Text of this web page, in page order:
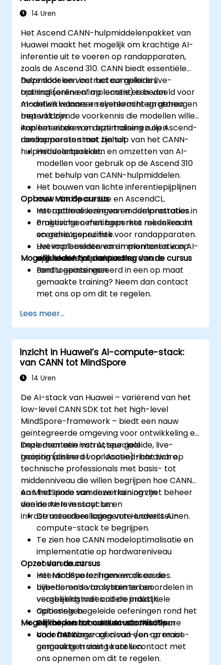
14 Uren
Het Ascend CANN-hulpmiddelenpakket van
Huawei maakt het mogelijk om krachtige AI-
inferentie uit te voeren op randapparaten,
zoals de Ascend 310. CANN biedt essentiële
hulpmiddelen voor het compileren,
optimaliseren en implementeren van
modellen wanneer rekenkracht en geheugen
beperkt zijn.
Deze door een instructeur geleide live-
training (online of op locatie) is bedoeld voor
AI-ontwikkelaars en systeemintegratoren
met voldoende voorkennis die modellen willen
implementeren en optimaliseren op Ascend-
randapparaten met behulp van het CANN-
hulpmiddelenpakket.
Aan het einde van deze training zullen
deelnemers in staat zijn tot:
Het voorbereiden en omzetten van AI-
modellen voor gebruik op de Ascend 310
met behulp van CANN-hulpmiddelen.
Het bouwen van lichte inferentiepijplijnen
met MindSpore Lite en AscendCL.
Het optimaliseren van modelprestaties in
omgevingen met beperkte rekenkracht
en geheugenruimte.
Het implementeren en monitoren van AI-
applicaties in praktische
randtoepassingen.
Opbouw van de cursus
Interactieve lezingen en demonstraties.
Praktische oefeningen met modellen en
scenario’s specifiek voor randapparaten.
Livevoorbeelden van implementatie op
virtuele of fysieke randhardware.
Mogelijkheden tot aanpassing van de cursus
Bent u geïnteresseerd in een op maat
gemaakte training? Neem dan contact
met ons op om dit te regelen.
Lees meer...
Inzicht in Huawei’s AI-compute-stack:
van CANN tot MindSpore
14 Uren
De AI-stack van Huawei – variërend van het
low-level CANN SDK tot het high-level
MindSpore-framework – biedt een nauw
geïntegreerde omgeving voor ontwikkeling en
implementatie van AI, speciaal
geoptimaliseerd voor Ascend-hardware.
Deze door een instructeur geleide, live-
training (online of op locatie) richt zich op
technische professionals met basis- tot
middenniveau die willen begrijpen hoe CANN
en MindSpore samenwerken om het beheer
van de AI-levenscyclus en
infrastructuurbeslissingen te ondersteunen.
Aan het einde van deze training zijn
deelnemers in staat om:
De meerdere lagen van Huawei’s AI-
compute-stack te begrijpen.
Te zien hoe CANN modeloptimalisatie en
implementatie op hardwareniveau
ondersteunt.
Het MindSpore-framework en de
bijbehorende toolchain te beoordelen in
vergelijking met andere industriele
oplossingen.
De rol van Huawei’s AI-stack binnen
ondernemings- of cloud-/on-premise-
omgevingen vast te stellen.
Opzet van de cursus
Interactieve lezingen en discussies.
Live-demo’s van systemen en
voorbeeldstudies uit de praktijk.
Optionele begeleide oefeningen rond het
verloop van modellen van MindSpore
naar CANN.
Mogelijkheden tot cursuscustomisatie
Voor het aanvragen van een op maat
gemaakte training kunt u contact met
ons opnemen om dit te regelen.